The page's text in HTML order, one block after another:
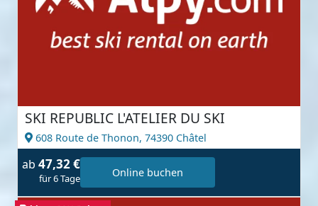
SKI REPUBLIC L'ATELIER DU SKI
608 Route de Thonon, 74390 Châtel
ab 47,32 €
für 6 Tage Online buchen